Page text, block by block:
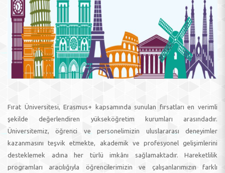
Fırat Üniversitesi, Erasmus+ kapsamında sunulan fırsatları en verimli
şekilde değerlendiren yükseköğretim kurumları arasındadır.
Üniversitemiz, öğrenci ve personelimizin uluslararası deneyimler
kazanmasını teşvik etmekte, akademik ve profesyonel gelişimlerini
desteklemek adına her türlü imkânı sağlamaktadır. Hareketlilik
programları aracılığıyla öğrencilerimizin ve çalışanlarımızın farklı